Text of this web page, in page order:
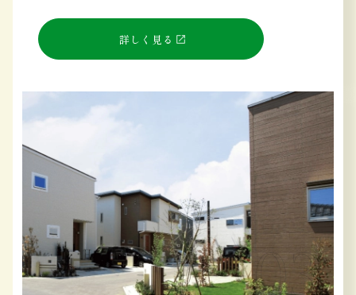
詳しく見る